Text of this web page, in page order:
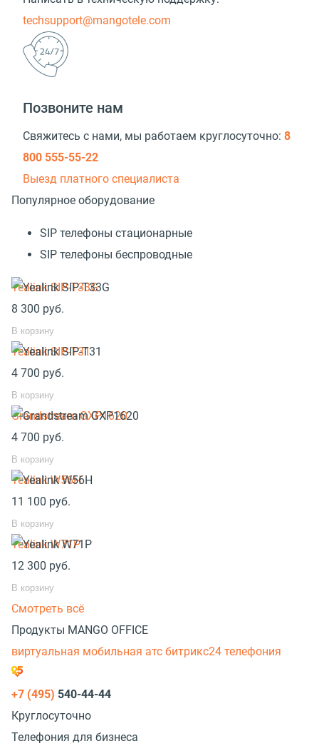
techsupport@mangotele.com
Позвоните нам
Свяжитесь с нами, мы работаем круглосуточно: 8
800 555-55-22
Выезд платного специалиста
Популярное оборудование
SIP телефоны стационарные
SIP телефоны беспроводные
Yealink SIP-T33G
8 300 руб.
В корзину
Yealink SIP-T31
4 700 руб.
В корзину
Grandstream GXP1620
4 700 руб.
В корзину
Yealink W56H
11 100 руб.
В корзину
Yealink W71P
12 300 руб.
В корзину
Смотреть всё
Продукты MANGO OFFICE
виртуальная мобильная атс битрикс24 телефония
+7 (495) 540-44-44
Круглосуточно
Телефония для бизнеса